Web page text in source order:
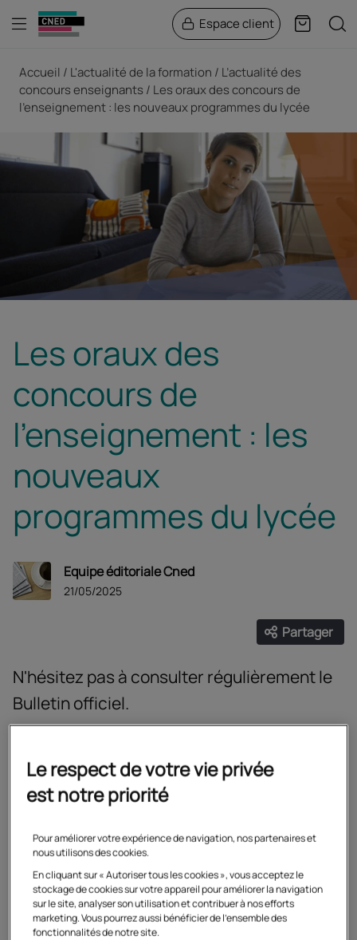
Menu Espace client Panier
Accueil L'actualité de la formation
L’actualité des
concours enseignants
Les oraux des concours de
l’enseignement : les nouveaux programmes du lycée
Les oraux des
concours de
l’enseignement : les
nouveaux
programmes du lycée
Equipe éditoriale Cned
21/05/2025
Partager
Ouvrir
N'hésitez pas à consulter régulièrement le
Bulletin officiel.
Préparez les épreuves
d'admission en même temps
que les épreuves
d'admissibilité
Nous vous conseillons de préparer les épreuves orales en
même temps que les épreuves écrites.
Le respect de votre vie privée
est notre priorité
Pour améliorer votre expérience de navigation, nos partenaires et
nous utilisons des cookies.
En cliquant sur « Autoriser tous les cookies », vous acceptez le
stockage de cookies sur votre appareil pour améliorer la navigation
sur le site, analyser son utilisation et contribuer à nos efforts
marketing. Vous pourrez aussi bénéficier de l'ensemble des
fonctionnalités de notre site.